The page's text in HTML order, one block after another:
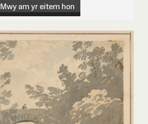
Mwy am yr eitem hon